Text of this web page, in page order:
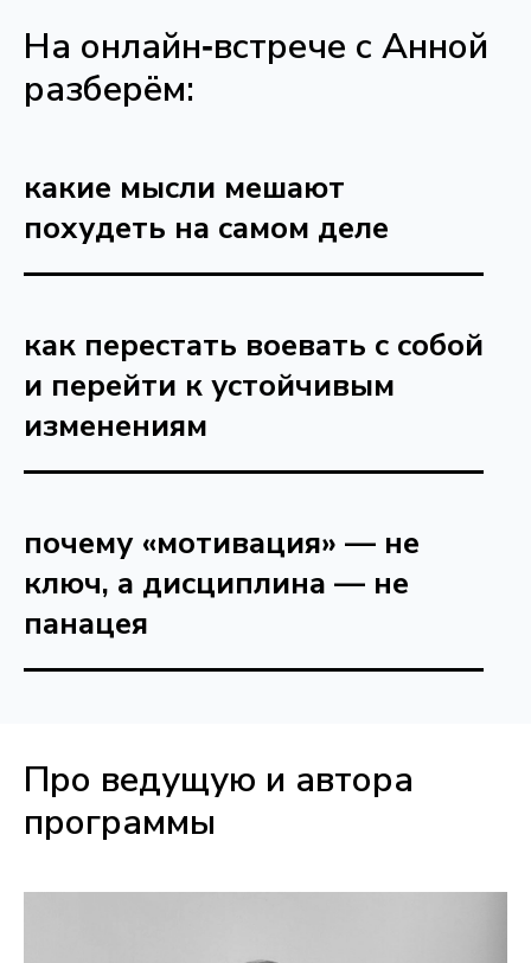
На онлайн‑встрече с Анной
разберём:
какие мысли мешают
похудеть на самом деле
как перестать воевать с собой
и перейти к устойчивым
изменениям
почему «мотивация» — не
ключ, а дисциплина — не
панацея
Про ведущую и автора
программы